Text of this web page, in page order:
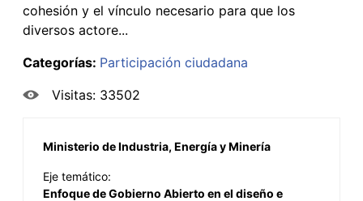
cohesión y el vínculo necesario para que los
diversos actore...
Categorías: Participación ciudadana
Visitas: 33502
Ministerio de Industria, Energía y Minería
Eje temático:
Enfoque de Gobierno Abierto en el diseño e